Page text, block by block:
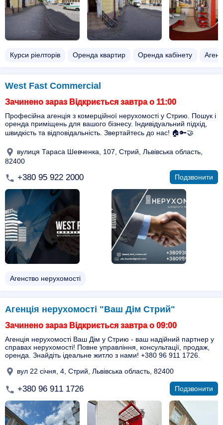
Курси ріелторів Оренда квартир Оренда кабінету
West Fast Commercial
Зачинено зараз Відкриється завтра о 11:00
Професійна агенція з комерційної нерухомості у Стрию. Пошук і
оренда приміщень для вашого бізнесу. Індивідуальний підхід,
швидкість та відповідальність. Звертайтесь до нас! 🏠🔑🤝
вулиця Тараса Шевченка, 107, Стрий, Львівська область,
82400
+380 95 922 2000 Подзвонити
Агенство нерухомості
Агенція нерухомості "Ваш Дім Стрий"
Зачинено зараз Відкриється завтра о 09:00
Агенція нерухомості Ваш Дім у Стрию - ваш надійний партнер у
справах нерухомості! Повне управління, консультації, продаж,
оренда. Знайдіть ідеальне житло з нами! +380 96 911 1726.
вул 22 січня, 4, Стрий, Львівська область, 82400
+380 96 911 1726 Подзвонити